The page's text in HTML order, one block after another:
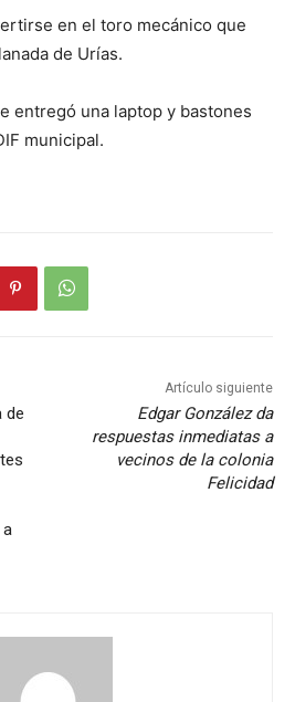
en el toro mecánico que
de Urías.
entregó una laptop y bastones
municipal.
de
Artículo siguiente
Edgar González da
respuestas inmediatas a
vecinos de la colonia
Felicidad